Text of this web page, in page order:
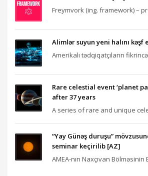
Freymvork (ing. framework) –
Alimlər suyun yeni halını kəşf
Amerikalı tədqiqatçıların
Rare celestial event ‘planet
after 37 years
A series of rare and unique
“Yay Günəş duruşu”
seminar keçirilib [AZ]
AMEA-nın Naxçıvan